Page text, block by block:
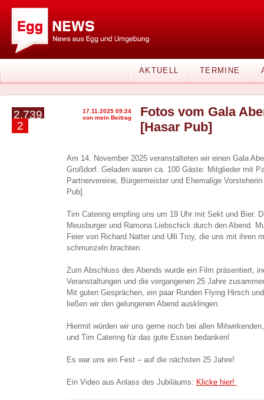
AKTUELL TERMINE
2.739
2
17.11.2025 09:24
von mein Beitrag
Fotos vom Gala
[Hasar Pub]
Am 14. November 2025 veranstalteten wir einen Gala
Großdorf. Geladen waren ca. 100 Gäste: Mitglieder mit
Partnervereine, Bürgermeister und Ehemalige
Pub].
Tim Catering empfing uns um 19 Uhr mit Sekt und Bier.
Meusburger und Ramona Liebschick durch den Abend.
Feier von Richard Natter und Ulli Troy, die uns mit ihren
schmunzeln brachten.
Zum Abschluss des Abends wurde ein Film präsentiert,
Veranstaltungen und die vergangenen 25 Jahre
Mit guten Gesprächen, ein paar Runden Flying Hirsch
ließen wir den gelungenen Abend ausklingen.
Hiermit würden wir uns gerne noch bei allen
und Tim Catering für das gute Essen bedanken!
Es war uns ein Fest – auf die nächsten 25 Jahre!
Ein Video aus Anlass des Jubiläums: Klicke hier!